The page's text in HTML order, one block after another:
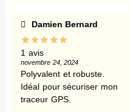
Damien Bernard
1 avis
novembre 24, 2024
Polyvalent et robuste.
Idéal pour sécuriser mon
traceur GPS.